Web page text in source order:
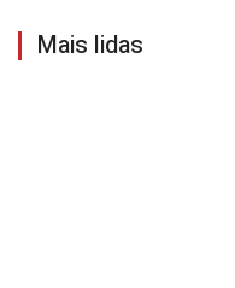
Mais lidas